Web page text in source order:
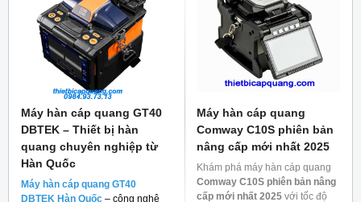
Máy hàn cáp quang GT40
DBTEK – Thiết bị hàn
quang chuyên nghiệp từ
Hàn Quốc
Máy hàn cáp quang GT40
DBTEK Hàn Quốc – công nghệ
Máy hàn cáp quang
Comway C10S phiên bản
nâng cấp mới nhất 2025
Khám phá máy hàn cáp quang
Comway C10S phiên bản nâng
cấp mới nhất 2025 với tốc độ